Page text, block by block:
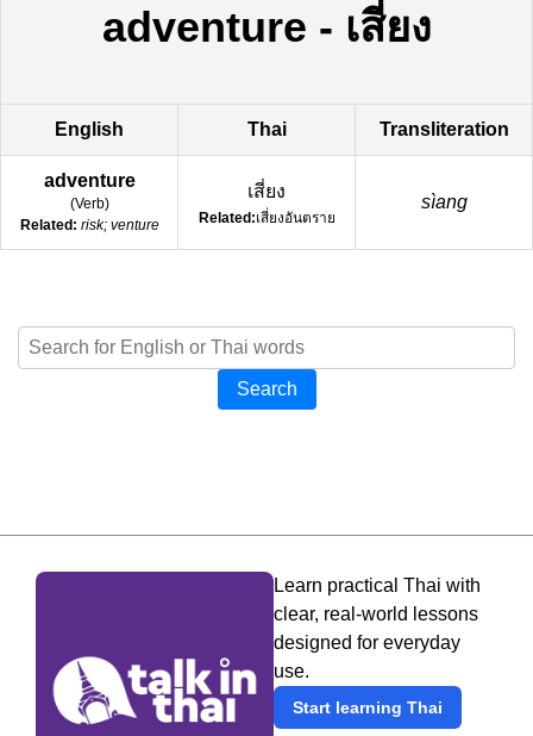
adventure - เสี่ยง
English Thai Transliteration
adventure
(Verb)
Related: risk; venture
เสี่ยง
Related:เสี่ยงอันตราย
sìang
Search
Learn practical Thai with
clear, real-world lessons
designed for everyday
use.
Start learning Thai